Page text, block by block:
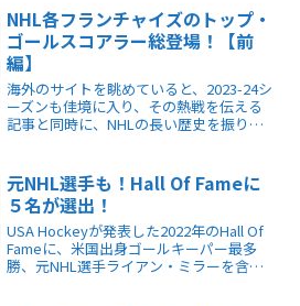
の可能性と驚きの歴史が分かります。
NHL各フランチャイズのトップ・
ゴールスコアラー総登場！【前
編】
海外のサイトを眺めていると、2023-24シ
ーズンも佳境に入り、その熱戦を伝える
記事と同時に、NHLの長い歴史を振り返
ム、各チーム最多得点王レジェンドは誰
だ」です。
元NHL選手も！Hall Of Fameに
５名が選出！
USA Hockeyが発表した2022年のHall Of
Fameに、米国出身ゴールキーパー最多
勝、元NHL選手ライアン・ミラーを含む5